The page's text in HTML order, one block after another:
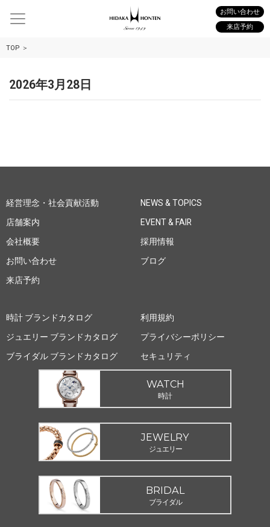
お問い合わせ
来店予約
TOP
2026年3月28日
経営理念・社会貢献活動
店舗案内
会社概要
お問い合わせ
来店予約
NEWS & TOPICS
EVENT & FAIR
採用情報
ブログ
時計 ブランドカタログ
ジュエリー ブランドカタログ
ブライダル ブランドカタログ
利用規約
プライバシーポリシー
セキュリティ
WATCH
時計
JEWELRY
ジュエリー
BRIDAL
ブライダル